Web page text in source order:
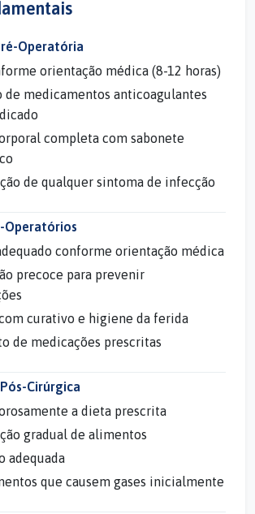
Operatória
orientação médica (8-12 horas)
de medicamentos anticoagulantes
completa com sabonete
de qualquer sintoma de infecção
Operatórios
conforme orientação médica
precoce para prevenir
curativo e higiene da ferida
de medicações prescritas
Cirúrgica
a dieta prescrita
gradual de alimentos
adequada
que causem gases inicialmente